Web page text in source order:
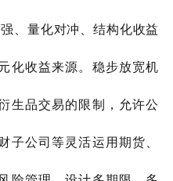
、量化对冲、结构化收益
化收益来源。稳步放宽机
生品交易的限制，允许公
子公司等灵活运用期货、